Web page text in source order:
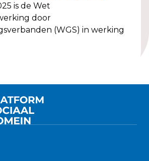
is de Wet
door
(WGS) in werking